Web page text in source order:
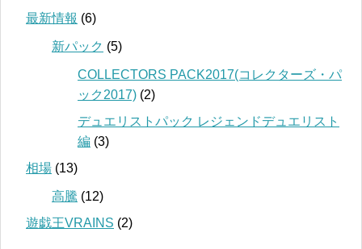
最新情報 (6)
新パック (5)
COLLECTORS PACK2017(コレクターズ・パ
ック2017) (2)
デュエリストパック レジェンドデュエリスト
編 (3)
相場 (13)
高騰 (12)
遊戯王VRAINS (2)